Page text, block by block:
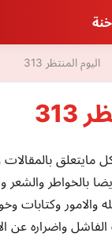
اليوم المنتظر 313
مايتعلق
بالخواطر
والامور وكتابات
واضراره عن